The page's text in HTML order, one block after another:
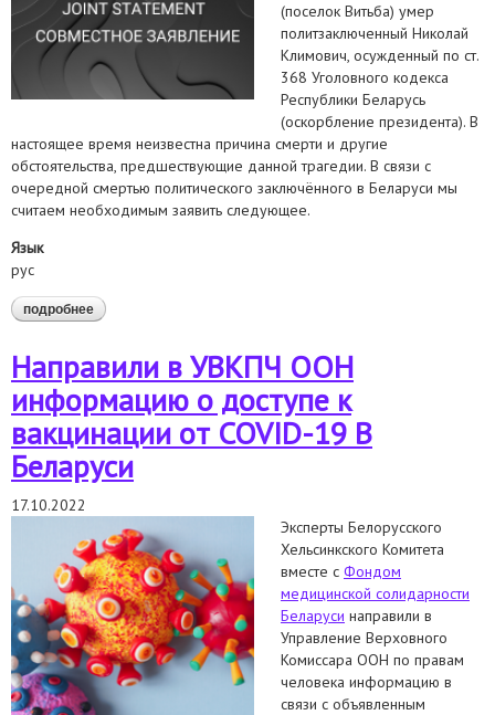
(поселок Витьба) умер
политзаключенный Николай
Климович, осужденный по ст.
368 Уголовного кодекса
Республики Беларусь
(оскорбление президента). В
настоящее время неизвестна причина смерти и другие
обстоятельства, предшествующие данной трагедии. В связи с
очередной смертью политического заключённого в Беларуси мы
считаем необходимым заявить следующее.
Язык
рус
подробнее о требуем провести расследование по факту смерти
николая климовича и отсутствия надлежащей медицинской
Направили в УВКПЧ ООН
информацию о доступе к
вакцинации от COVID-19 В
Беларуси
17.10.2022
Эксперты Белорусского
Хельсинкского Комитета
вместе с Фондом
медицинской солидарности
Беларуси направили в
Управление Верховного
Комиссара ООН по правам
человека информацию в
связи с объявленным